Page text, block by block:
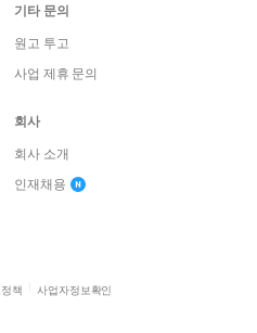
기타 문의
원고 투고
사업 제휴 문의
회사
회사 소개
인재채용
책 사업자정보확인